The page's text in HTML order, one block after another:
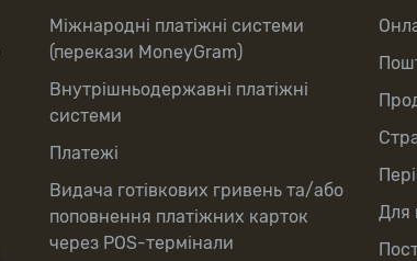
Міжнародні платіжні системи
(перекази MoneyGram)
Внутрішньодержавні платіжні
системи
Платежі
Видача готівкових гривень та/або
поповнення платіжних карток
через POS-термінали
Для